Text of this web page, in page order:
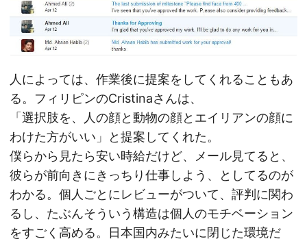
人によっては、作業後に提案をしてくれることもあ
る。フィリピンのCristinaさんは、
「選択肢を、人の顔と動物の顔とエイリアンの顔に
わけた方がいい」と提案してくれた。
僕らから見たら安い時給だけど、メール見てると、
彼らが前向きにきっちり仕事しよう、としてるのが
わかる。個人ごとにレビューがついて、評判に関わ
るし、たぶんそういう構造は個人のモチベーション
をすごく高める。日本国内みたいに閉じた環境だ